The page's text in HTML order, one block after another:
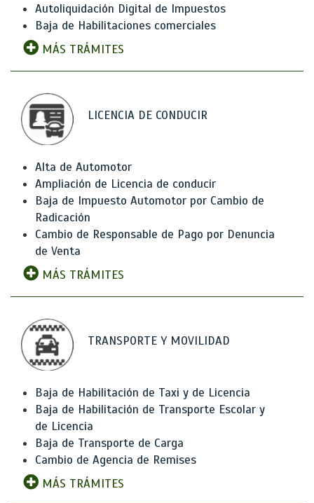
Autoliquidación Digital de Impuestos
Baja de Habilitaciones comerciales
MÁS TRÁMITES
LICENCIA DE CONDUCIR
Alta de Automotor
Ampliación de Licencia de conducir
Baja de Impuesto Automotor por Cambio de
Radicación
Cambio de Responsable de Pago por Denuncia
de Venta
MÁS TRÁMITES
TRANSPORTE Y MOVILIDAD
Baja de Habilitación de Taxi y de Licencia
Baja de Habilitación de Transporte Escolar y
de Licencia
Baja de Transporte de Carga
Cambio de Agencia de Remises
MÁS TRÁMITES